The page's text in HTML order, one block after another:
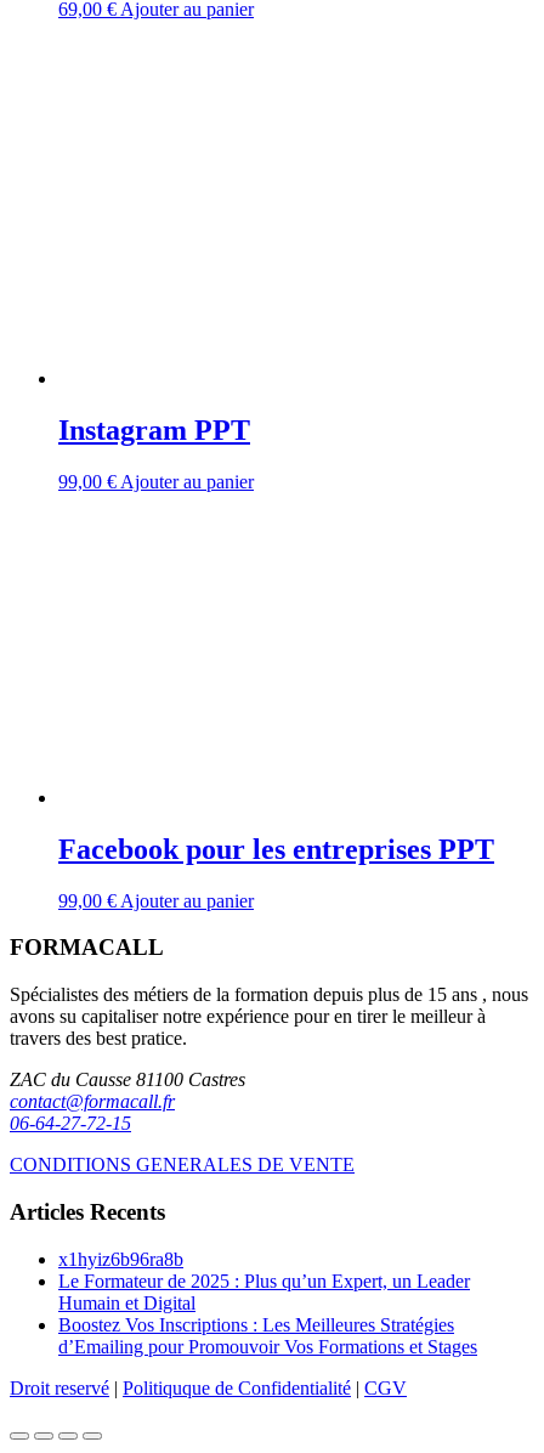
69,00 € Ajouter au panier
Instagram PPT
99,00 € Ajouter au panier
Facebook pour les entreprises PPT
99,00 € Ajouter au panier
FORMACALL
Spécialistes des métiers de la formation depuis plus de 15 ans , nous
avons su capitaliser notre expérience pour en tirer le meilleur à
travers des best pratice.
ZAC du Causse 81100 Castres
contact@formacall.fr
06-64-27-72-15
CONDITIONS GENERALES DE VENTE
Articles Recents
x1hyiz6b96ra8b
Le Formateur de 2025 : Plus qu’un Expert, un Leader
Humain et Digital
Boostez Vos Inscriptions : Les Meilleures Stratégies
d’Emailing pour Promouvoir Vos Formations et Stages
Droit reservé | Politiquque de Confidentialité | CGV